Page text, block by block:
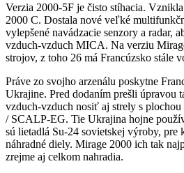
Verzia 2000-5F je čisto stíhacia.
2000 C. Dostala nové veľké
vylepšené navádzacie senzory a radar,
vzduch-vzduch MICA. Na verziu
strojov, z toho 26 má Francúzsko stále
Práve zo svojho arzenálu poskytne
Ukrajine. Pred dodaním prešli úpravou
vzduch-vzduch nosiť aj strely s
/ SCALP-EG. Tie Ukrajina hojne
sú lietadlá Su-24 sovietskej výroby,
náhradné diely. Mirage 2000 ich tak
zrejme aj celkom nahradia.